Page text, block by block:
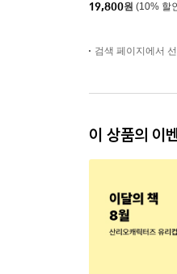
19,800원 (10% 할
검색 페이지에서
이 상품의 이